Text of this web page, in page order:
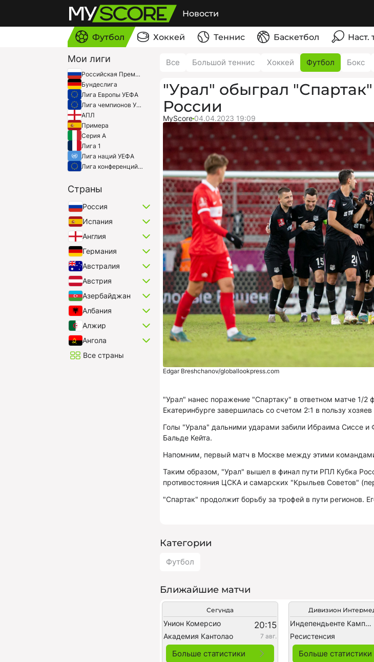
Новости
Футбол Хоккей Теннис Баскетбол Наст.
Мои лиги
Российская Премьер-Лига
Бундеслига
Лига Европы УЕФА
Лига чемпионов УЕФА
АПЛ
Примера
Серия A
Лига 1
Лига наций УЕФА
Лига конференций УЕФА
Страны
Россия
Испания
Англия
Германия
Австралия
Австрия
Азербайджан
Албания
Алжир
Ангола
Все страны
Все Большой теннис Хоккей Футбол Бокс
"Урал" обыграл
России
MyScore 04.04.2023 19:09
Edgar Breshchanov/globallookpress.com
"Урал" нанес поражение "Спартаку" в ответном матче 1/2
Екатеринбурге завершилась со счетом 2:1 в пользу хозяев
Голы "Урала" дальними ударами забили Ибраима Сиссе и
Бальде Кейта.
Напомним, первый матч в Москве между этими
Таким образом, "Урал" вышел в финал пути РПЛ Кубка
противостояния ЦСКА и самарских "Крыльев Советов"
"Спартак" продолжит борьбу за трофей в пути регионов.
Категории
Футбол
Ближайшие матчи
Сегунда
Унион Комерсио 20:15
Академия Кантолао 7 авг.
Больше статистики
Дивизион
Индепендьенте Кампо Гранде
Ресистенсия
Больше статистики